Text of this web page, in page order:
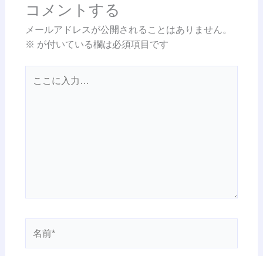
コメントする
メールアドレスが公開されることはありません。
※ が付いている欄は必須項目です